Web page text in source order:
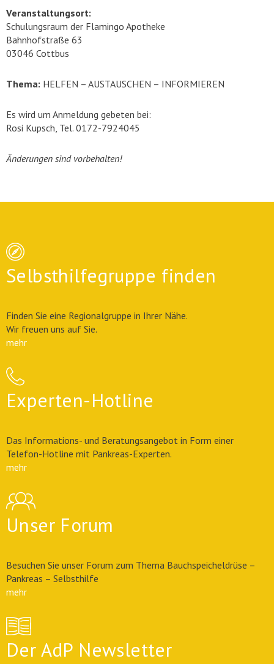
Veranstaltungsort:
Schulungsraum der Flamingo Apotheke
Bahnhofstraße 63
03046 Cottbus
Thema: HELFEN – AUSTAUSCHEN – INFORMIEREN
Es wird um Anmeldung gebeten bei:
Rosi Kupsch, Tel. 0172-7924045
Änderungen sind vorbehalten!
Selbsthilfegruppe finden
Finden Sie eine Regionalgruppe in Ihrer Nähe.
Wir freuen uns auf Sie.
mehr
Experten-Hotline
Das Informations- und Beratungsangebot in Form einer
Telefon-Hotline mit Pankreas-Experten.
mehr
Unser Forum
Besuchen Sie unser Forum zum Thema Bauchspeicheldrüse –
Pankreas – Selbsthilfe
mehr
Der AdP Newsletter